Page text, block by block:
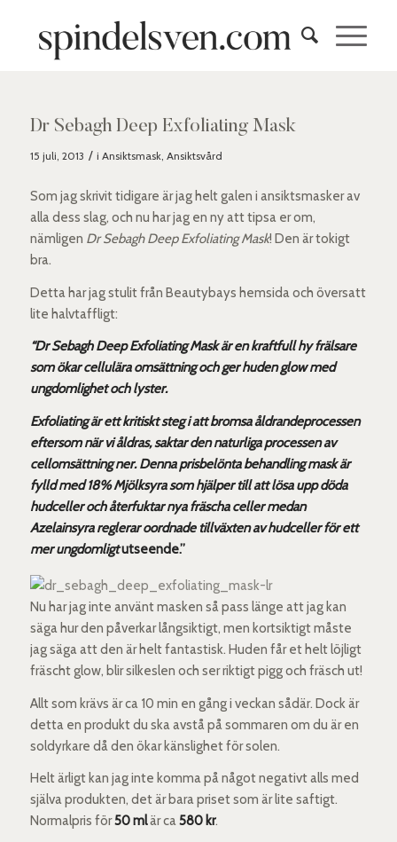
Dr Sebagh Deep Exfoliating Mask
15 juli, 2013 / i Ansiktsmask, Ansiktsvård
Som jag skrivit tidigare är jag helt galen i ansiktsmasker av
alla dess slag, och nu har jag en ny att tipsa er om,
nämligen Dr Sebagh Deep Exfoliating Mask! Den är tokigt
bra.
Detta har jag stulit från Beautybays hemsida och översatt
lite halvtaffligt:
“Dr Sebagh Deep Exfoliating Mask är en kraftfull hy frälsare
som ökar cellulära omsättning och ger huden glow med
ungdomlighet och lyster.
Exfoliating är ett kritiskt steg i att bromsa åldrandeprocessen
eftersom när vi åldras, saktar den naturliga processen av
cellomsättning ner. Denna prisbelönta behandling mask är
fylld med 18% Mjölksyra som hjälper till att lösa upp döda
hudceller och återfuktar nya fräscha celler medan
Azelainsyra reglerar oordnade tillväxten av hudceller för ett
mer ungdomligtutseende.”
Nu har jag inte använt masken så pass länge att jag kan
säga hur den påverkar långsiktigt, men kortsiktigt måste
jag säga att den är helt fantastisk. Huden får et helt löjligt
fräscht glow, blir silkeslen och ser riktigt pigg och fräsch ut!
Allt som krävs är ca 10 min en gång i veckan sådär. Dock är
detta en produkt du ska avstå på sommaren om du är en
soldyrkare då den ökar känslighet för solen.
Helt ärligt kan jag inte komma på något negativt alls med
själva produkten, det är bara priset som är lite saftigt.
Normalpris för50 mlär ca580 kr.